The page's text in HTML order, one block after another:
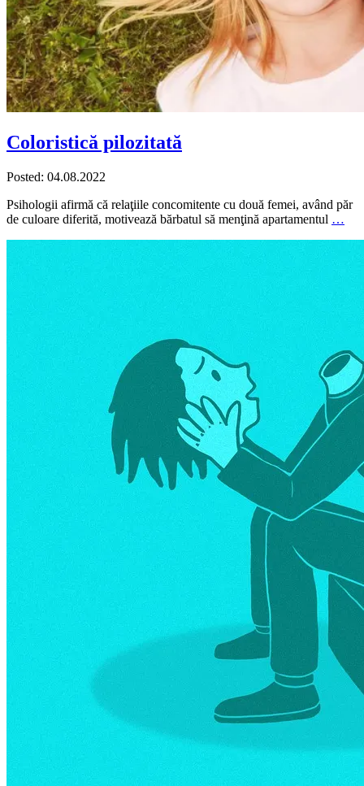
Coloristică pilozitată
Posted: 04.08.2022
Psihologii afirmă că relaţiile concomitente cu două femei, având păr
de culoare diferită, motivează bărbatul să menţină apartamentul …